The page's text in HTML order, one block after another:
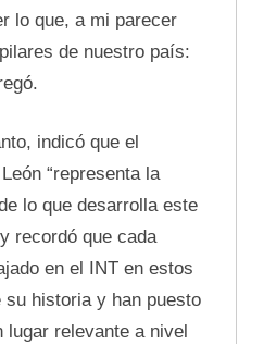
lo que, a mi parecer
de nuestro país:
indicó que el
“representa la
lo que desarrolla este
recordó que cada
en el INT en estos
su historia y han puesto
relevante a nivel